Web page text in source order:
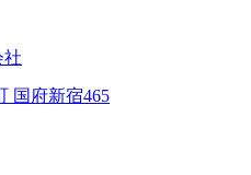
社
国府新宿465